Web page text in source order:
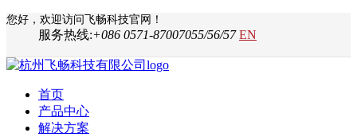
您好，欢迎访问飞畅科技官网！
服务热线:+086 0571-87007055/56/57 EN
首页
产品中心
解决方案